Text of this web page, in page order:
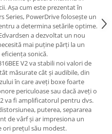
Așa cum este prezentat în
Series, PowerDrive folosește un
a determina setările optime.
a dezvoltat un nou
mai puține părți la un
sonică.
V2 va stabili noi valori de
măsurate cât și audibile, din
în care aveți boxe foarte
periculoase sau dacă aveți o
va fi amplificatorul pentru dvs.
puterea, separarea
de vârf și ar impresiona un
ori prețul său modest.